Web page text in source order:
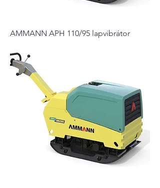
AMMANN APH 110/95 lapvibrátor